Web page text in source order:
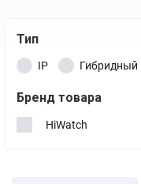
Тип
IP Гибридный
Бренд товара
HiWatch